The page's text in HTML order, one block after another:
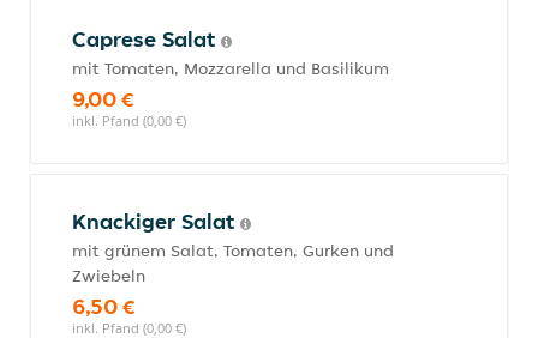
Caprese Salat
mit Tomaten, Mozzarella und Basilikum
9,00 €
inkl. Pfand (0,00 €)
Knackiger Salat
mit grünem Salat, Tomaten, Gurken und
Zwiebeln
6,50 €
inkl. Pfand (0,00 €)